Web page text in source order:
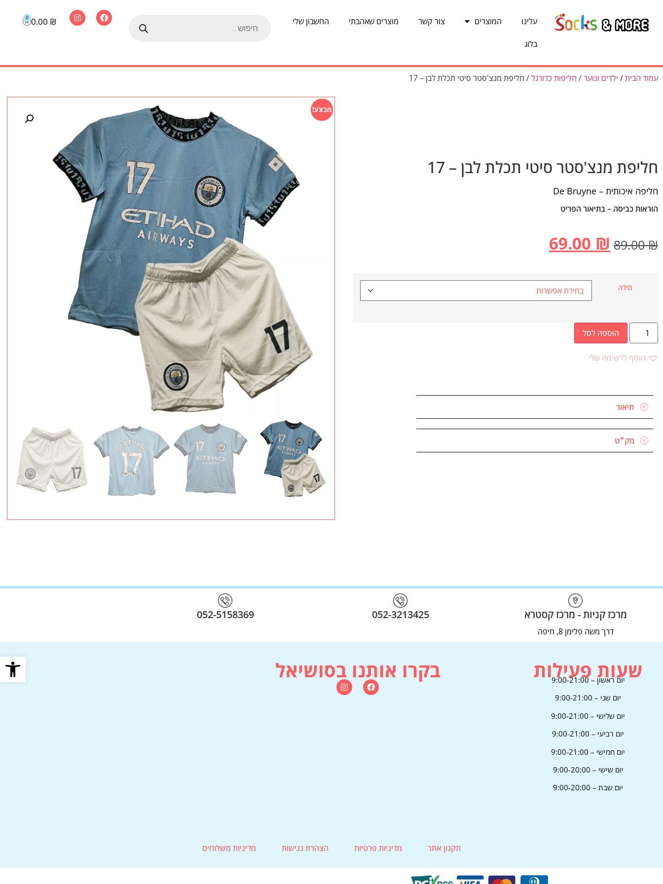
פתח
עלינו המוצרים צור קשר מוצרים שאהבתי החשבון שלי
בלוג
0.00 ₪
0
עמוד הבית/ ילדים ונוער/ חליפות כדורגל/ חליפת מנצ'סטר סיטי תכלת לבן – 17
חליפת מנצ'סטר סיטי תכלת לבן – 17
חליפה איכותית – De Bruyne
הוראות כביסה – בתיאור הפריט
89.00₪
69.00 ₪
מידה
הוספה לסל
הוסף לרשימה שלי
תיאור
מק״ט
מבצע!
מרכז קניות - מרכז קסטרא
דרך משה פלימן 8, חיפה
052-3213425
052-5158369
שעות פעילות
יום ראשון – 9:00-21:00
יום שני – 9:00-21:00
יום שלישי – 9:00-21:00
יום רביעי – 9:00-21:00
יום חמישי – 9:00-21:00
יום שישי – 9:00-20:00
יום שבת – 9:00-20:00
בקרו אותנו בסושיאל
תקנון אתר מדיניות פרטיות הצהרת נגישות מדיניות משלוחים